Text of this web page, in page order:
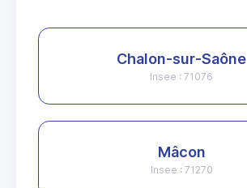
Chalon-sur-Saône
Insee : 71076
Mâcon
Insee : 71270